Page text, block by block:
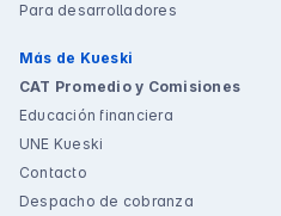
Para desarrolladores
Más de Kueski
CAT Promedio y Comisiones
Educación financiera
UNE Kueski
Contacto
Despacho de cobranza